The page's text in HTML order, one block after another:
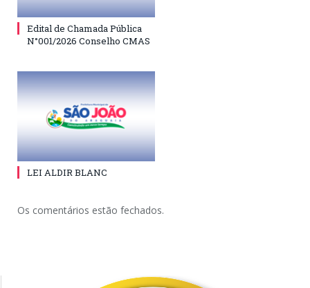
Edital de Chamada Pública
N°001/2026 Conselho CMAS
LEI ALDIR BLANC
Os comentários estão fechados.